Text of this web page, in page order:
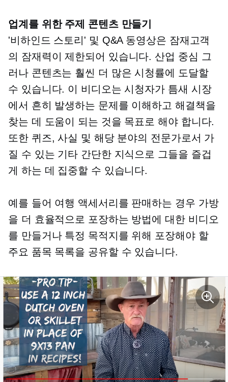
업계를 위한 주제 콘텐츠 만들기
'비하인드 스토리' 및 Q&A 동영상은 잠재고객
의 잠재력이 제한되어 있습니다. 산업 중심 그
러나 콘텐츠는 훨씬 더 많은 시청률에 도달할
수 있습니다. 이 비디오는 시청자가 틈새 시장
에서 흔히 발생하는 문제를 이해하고 해결책을
찾는 데 도움이 되는 것을 목표로 해야 합니다.
또한 퀴즈, 사실 및 해당 분야의 전문가로서 가
질 수 있는 기타 간단한 지식으로 그들을 즐겁
게 하는 데 집중할 수 있습니다.
예를 들어 여행 액세서리를 판매하는 경우 가방
을 더 효율적으로 포장하는 방법에 대한 비디오
를 만들거나 특정 목적지를 위해 포장해야 할
주요 품목 목록을 공유할 수 있습니다.